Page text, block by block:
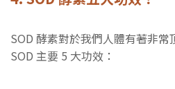
SOD 酵素對於我們人體有著非
SOD 主要 5 大功效：